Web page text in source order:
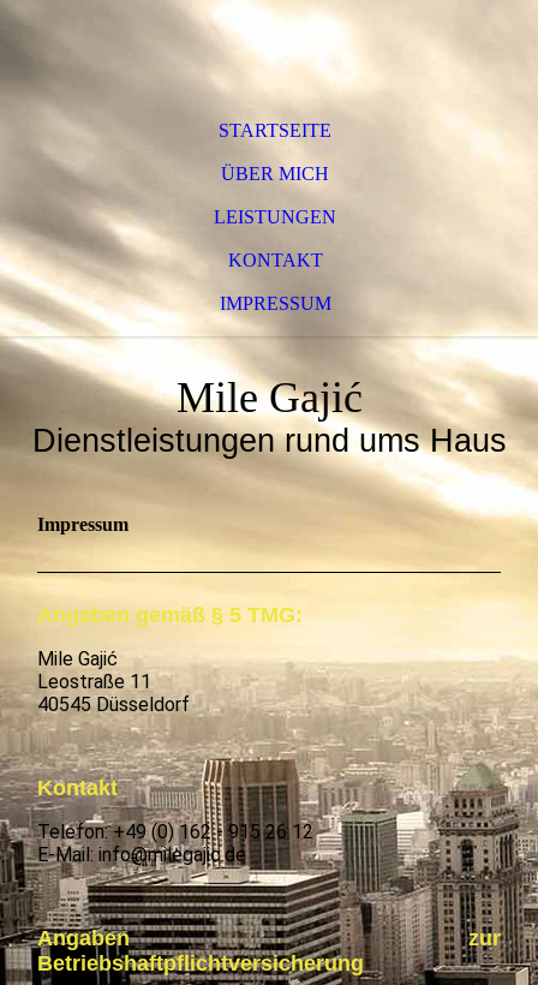
STARTSEITE
ÜBER MICH
LEISTUNGEN
KONTAKT
IMPRESSUM
Mile Gajić
Dienstleistungen rund ums Haus
Impressum
Angaben gemäß § 5 TMG:
Mile Gajić
Leostraße 11
40545 Düsseldorf
Kontakt
Telefon: +49 (0) 162 - 915 26 12
E-Mail: info@milegajic.de
Angaben zur
Betriebshaftpflichtversicherung